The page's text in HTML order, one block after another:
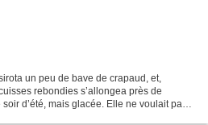
un peu de bave de crapaud, et,
rebondies s’allongea près de
soir d’été, mais glacée. Elle ne voulait pas y